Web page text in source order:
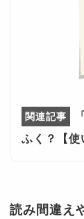
ふく？【使
読み間違え